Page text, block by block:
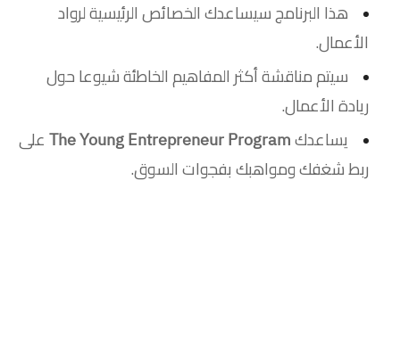
هذا البرنامج سيساعدك الخصائص الرئيسية لرواد
الأعمال.
سيتم مناقشة أكثر المفاهيم الخاطئة شيوعا حول
ريادة الأعمال.
يساعدكThe Young Entrepreneur Program على
ربط شغفك ومواهبك بفجوات السوق.